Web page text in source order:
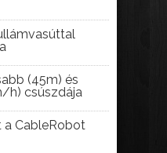
(45m) és
h) csúszdája
a CableRobot